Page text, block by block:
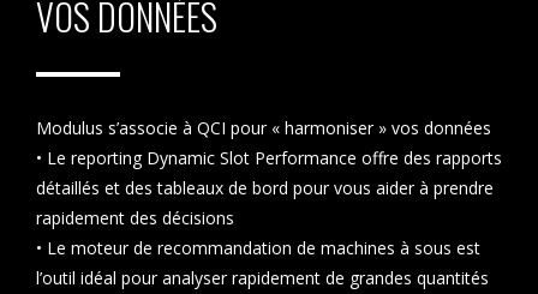
VOS DONNÉES
Modulus s’associe à QCI pour « harmoniser » vos données
• Le reporting Dynamic Slot Performance offre des rapports
détaillés et des tableaux de bord pour vous aider à prendre
rapidement des décisions
• Le moteur de recommandation de machines à sous est
l’outil idéal pour analyser rapidement de grandes quantités